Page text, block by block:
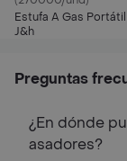
Estufa A Gas Portátil
J&h
Preguntas
¿En dónde
asadores?